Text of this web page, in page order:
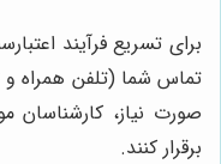
برای تسریع فرآیند
تماس شما (تلفن همراه
صورت نیاز، کارشناسان
برقرار کنند.